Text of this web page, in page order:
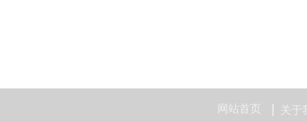
网站首页 关于